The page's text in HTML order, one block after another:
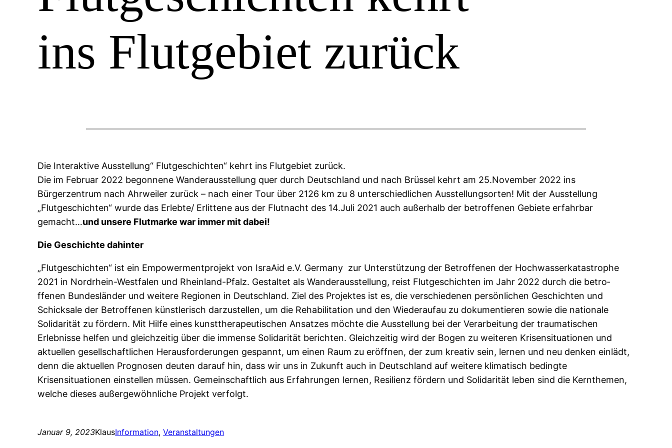
ins Flutgebiet zurück
Die Interaktive Ausstellung“ Flutgeschichten“ kehrt ins Flutgebiet zurück.
Die im Februar 2022 begonnene Wanderausstellung quer durch Deutschland und nach Brüssel kehrt am 25.November 2022 ins
Bürgerzentrum nach Ahrweiler zurück – nach einer Tour über 2126 km zu 8 unterschiedlichen Ausstellungsorten! Mit der Ausstellung
„Flutgeschichten“ wurde das Erlebte/ Erlittene aus der Flutnacht des 14.Juli 2021 auch außerhalb der betroffenen Gebiete erfahrbar
gemacht…und unsere Flutmarke war immer mit dabei!
Die Geschichte dahinter
„Flutgeschichten“ ist ein Empowermentprojekt von IsraAid e.V. Germany zur Unterstützung der Betroff­enen der Hochwasserkatastrophe
2021 in Nordrhein-Westfalen und Rheinland-Pfalz. Gestaltet als Wanderausstellung, reist Flutgeschichten im Jahr 2022 durch die betro­
ffenen Bundesländer und weitere Regionen in Deutschland. Ziel des Projektes ist es, die verschiedenen persönlichen Geschichten und
Schicksale der Betro­ffenen künstlerisch darzustellen, um die Rehabilitation und den Wiederaufau zu dokumentieren sowie die nationale
Solidarität zu fördern. Mit Hilfe eines kunsttherapeutischen Ansatzes möchte die Ausstellung bei der Verarbeitung der traumatischen
Erlebnisse helfen und gleichzeitig über die immense Solidarität berichten. Gleichzeitig wird der Bogen zu weiteren Krisensituationen und
aktuellen gesellschaftlichen Herausforderungen gespannt, um einen Raum zu erö­ffnen, der zum kreativ sein, lernen und neu denken einlädt,
denn die aktuellen Prognosen deuten darauf hin, dass wir uns in Zukunft auch in Deutschland auf weitere klimatisch bedingte
Krisensituationen einstellen müssen. Gemeinschaftlich aus Erfahrungen lernen, Resilienz fördern und Solidarität leben sind die Kernthemen,
welche dieses außergewöhnliche Projekt verfolgt.
Januar 9, 2023KlausInformation, Veranstaltungen